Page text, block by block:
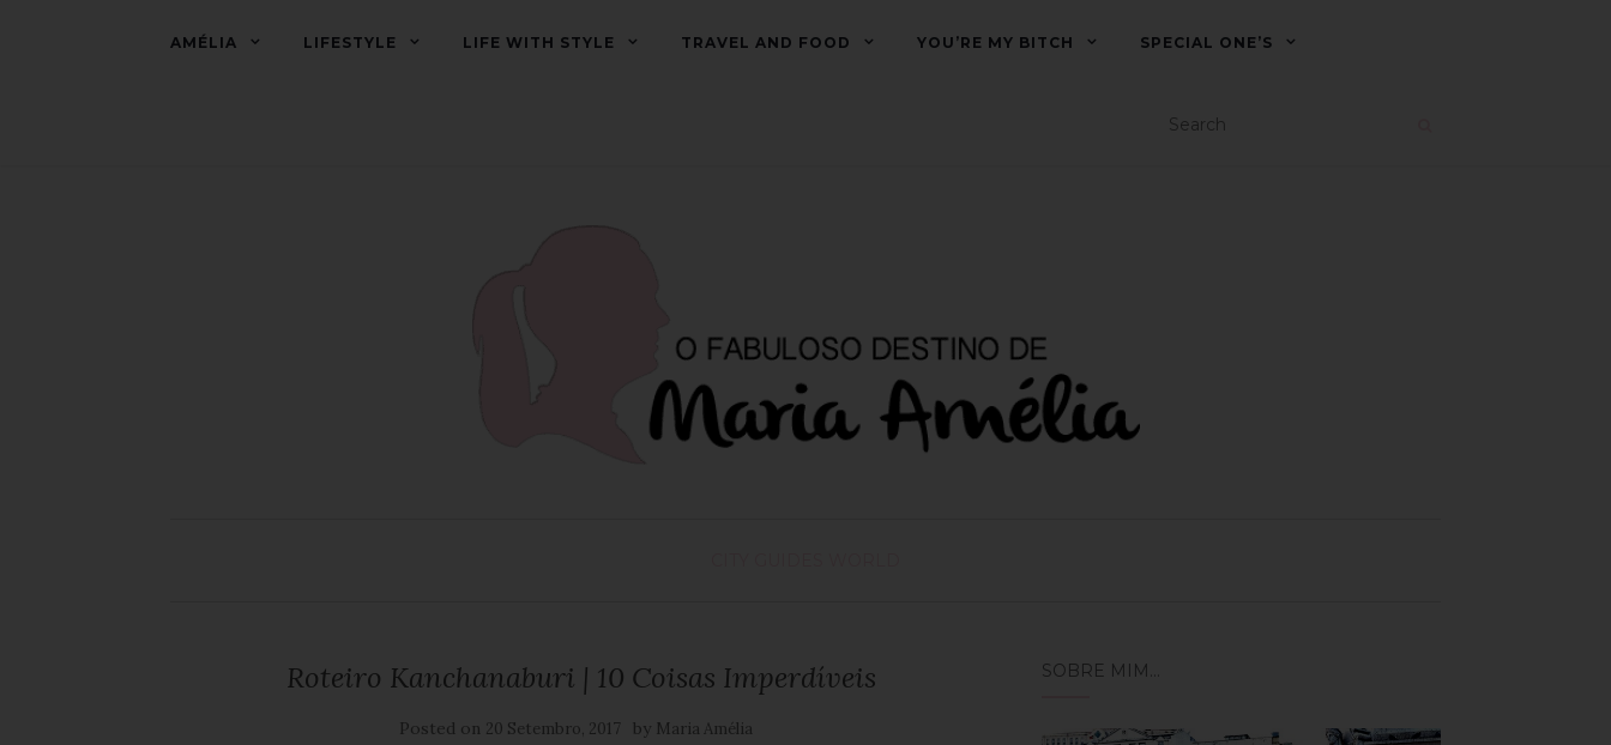
AMÉLIA LIFESTYLE LIFE WITH STYLE TRAVEL AND FOOD YOU’RE MY BITCH SPECIAL ONE’S
Roteiro Kanchanaburi | 10 Coisas Imperdíveis
Posted on 20 Setembro, 2017 by Maria Amélia
SOBRE MIM…